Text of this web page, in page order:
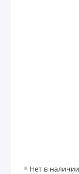
Нет в наличии